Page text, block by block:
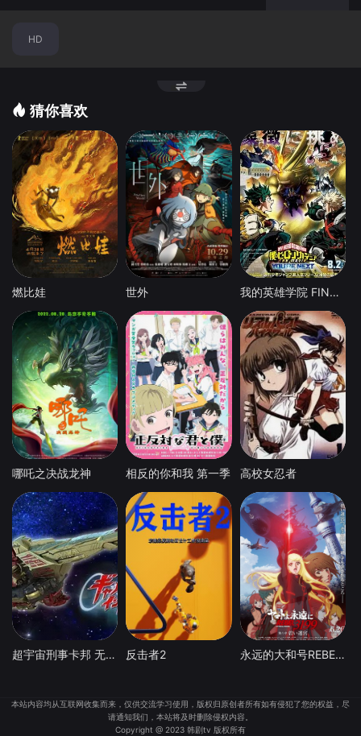
HD
猜你喜欢
燃比娃 世外 我的英雄学院 FINAL SEASON 特别篇
哪吒之决战龙神 相反的你和我 第一季 高校女忍者
超宇宙刑事卡邦 无限 外传 反击者2 永远的大和号REBEL3199第六章碧蓝迷宫
本站内容均从互联网收集而来，仅供交流学习使用，版权归原创者所有如有侵犯了您的权益，尽
请通知我们，本站将及时删除侵权内容。
Copyright @ 2023 韩剧tv 版权所有